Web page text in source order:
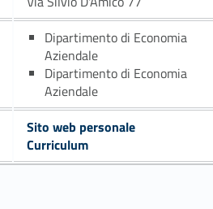
Dipartimento di Economia
Aziendale
Dipartimento di Economia
Aziendale
Sito web personale
Curriculum